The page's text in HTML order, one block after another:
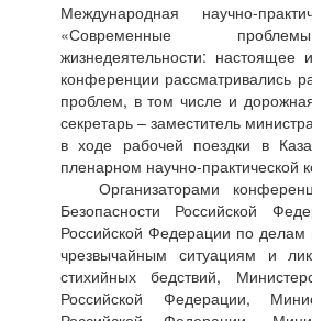
Международная научно-
«Современные
жизнедеятельности:
конференции рассматривались
проблем, в том числе и
секретарь – заместитель
в ходе рабочей поездки в
пленарном научно-практической
Организаторами
Безопасности Российской
Российской Федерации по делам
чрезвычайным ситуациям и
стихийных бедствий,
Российской Федерации,